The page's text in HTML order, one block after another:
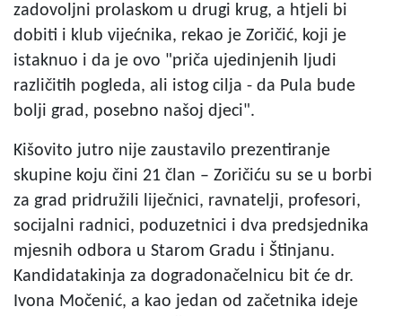
zadovoljni prolaskom u drugi krug, a htjeli bi
dobiti i klub vijećnika, rekao je Zoričić, koji je
istaknuo i da je ovo "priča ujedinjenih ljudi
različitih pogleda, ali istog cilja - da Pula bude
bolji grad, posebno našoj djeci".
Kišovito jutro nije zaustavilo prezentiranje
skupine koju čini 21 član – Zoričiću su se u borbi
za grad pridružili liječnici, ravnatelji, profesori,
socijalni radnici, poduzetnici i dva predsjednika
mjesnih odbora u Starom Gradu i Štinjanu.
Kandidatakinja za dogradonačelnicu bit će dr.
Ivona Močenić, a kao jedan od začetnika ideje